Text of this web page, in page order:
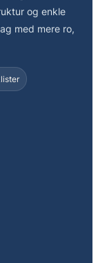
og enkle
med mere ro,